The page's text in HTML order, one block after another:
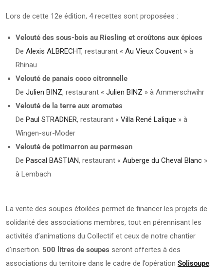
Lors de cette 12e édition, 4 recettes sont proposées :
Velouté des sous-bois au Riesling et croûtons aux épices
De Alexis ALBRECHT, restaurant « Au Vieux Couvent » à
Rhinau
Velouté de panais coco citronnelle
De Julien BINZ, restaurant « Julien BINZ » à Ammerschwihr
Velouté de la terre aux aromates
De Paul STRADNER, restaurant « Villa René Lalique » à
Wingen-sur-Moder
Velouté de potimarron au parmesan
De Pascal BASTIAN, restaurant « Auberge du Cheval Blanc »
à Lembach
La vente des soupes étoilées permet de financer les projets de
solidarité des associations membres, tout en pérennisant les
activités d’animations du Collectif et ceux de notre chantier
d’insertion. 500 litres de soupes seront offertes à des
associations du territoire dans le cadre de l’opération Solisoupe.